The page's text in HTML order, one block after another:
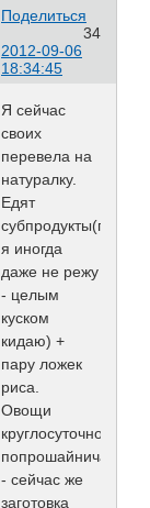
Поделиться
34
2012-09-06
18:34:45
Я сейчас
своих
перевела на
натуралку.
Едят
субпродукты(причем
я иногда
даже не режу
- целым
куском
кидаю) +
пару ложек
риса.
Овощи
круглосуточно
попрошайничают
- сейчас же
заготовка